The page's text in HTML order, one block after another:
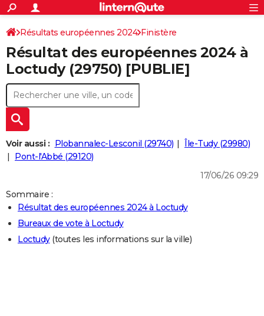
ACTUALITÉS
Politique
Société
Faits Divers
Education
Monde
Villes
+
SPORT
Coupe du monde 2026
Football
Tennis
Cyclisme
Rugby
Forum
Programme TV
TNT
Streaming
Cinéma
Sorties cinéma
Musique
+
FINANCE
Retraite
Impôts
Epargne
Immobilier
Risques naturels par ville
Banque
Assurance
Crédit
AUTO
Essais
Réserver un essai
Citadines
Berlines
SUV
Forum auto
+
HIGH-TECH
Mobiles
Meilleur smartphone
Internet
Ordinateurs
Jeux vidéo
Guide high-tech
BRICOLAGE
Guides de France
Escapades
Patrimoine
Expositions
Musées
Week-end nature
LIFESTYLE
Art de vivre
Bien-être
Loisirs
Mode
Modes de vie
S'inscrire
Connexion
Résultats européennes 2024 Finistère
Résultat des européennes 2024 à
Loctudy (29750) [PUBLIE]
Voir aussi : Plobannalec-Lesconil (29740)
Île-Tudy (29980)
Pont-l'Abbé (29120)
17/06/26 09:29
Sommaire :
Résultat des européennes 2024 à Loctudy
Bureaux de vote à Loctudy
Loctudy(toutes les informations sur la ville)